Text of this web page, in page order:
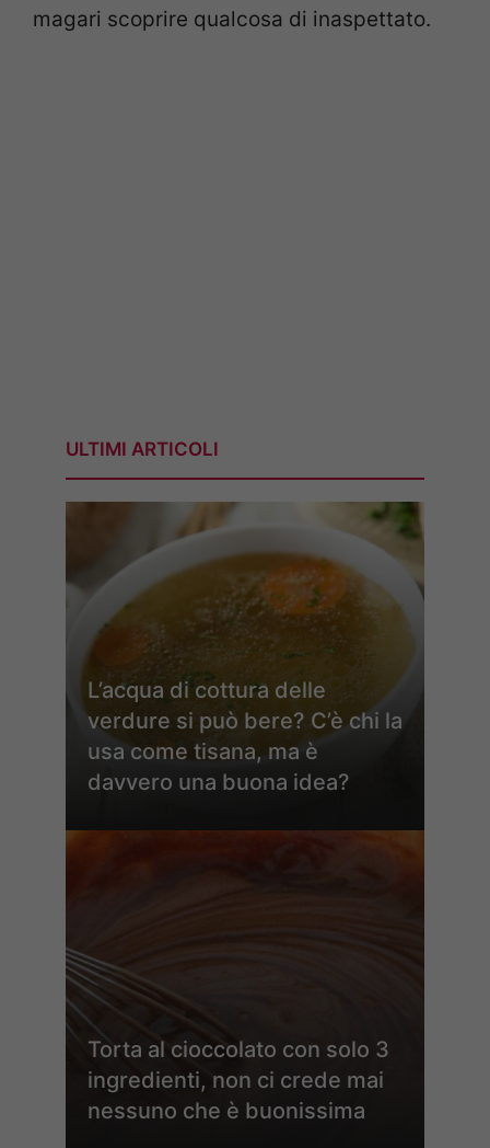
magari scoprire qualcosa di inaspettato.
ULTIMI ARTICOLI
L’acqua di cottura delle
verdure si può bere? C’è chi la
usa come tisana, ma è
davvero una buona idea?
Torta al cioccolato con solo 3
ingredienti, non ci crede mai
nessuno che è buonissima